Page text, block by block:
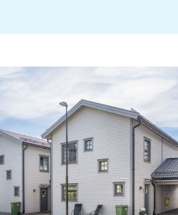
Årsredovisning 2024 - Brf Pollux
Ã_rsredovisning - Pollux